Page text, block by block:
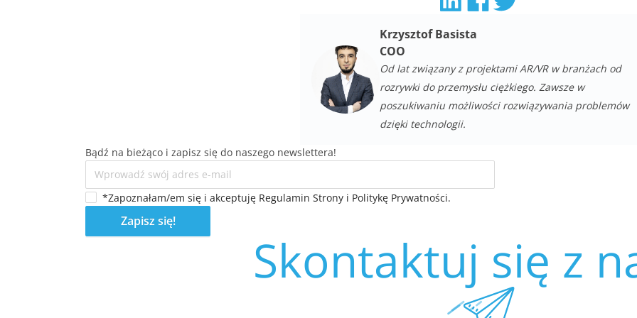
Krzysztof Basista
COO
Od lat związany z projektami AR/VR w branżach od
rozrywki do przemysłu ciężkiego. Zawsze w
poszukiwaniu możliwości rozwiązywania problemów
dzięki technologii.
Bądź na bieżąco i zapisz się do naszego newslettera!
*Zapoznałam/em się i akceptuję Regulamin Strony i Politykę Prywatności.
Zapisz się!
Skontaktuj się z